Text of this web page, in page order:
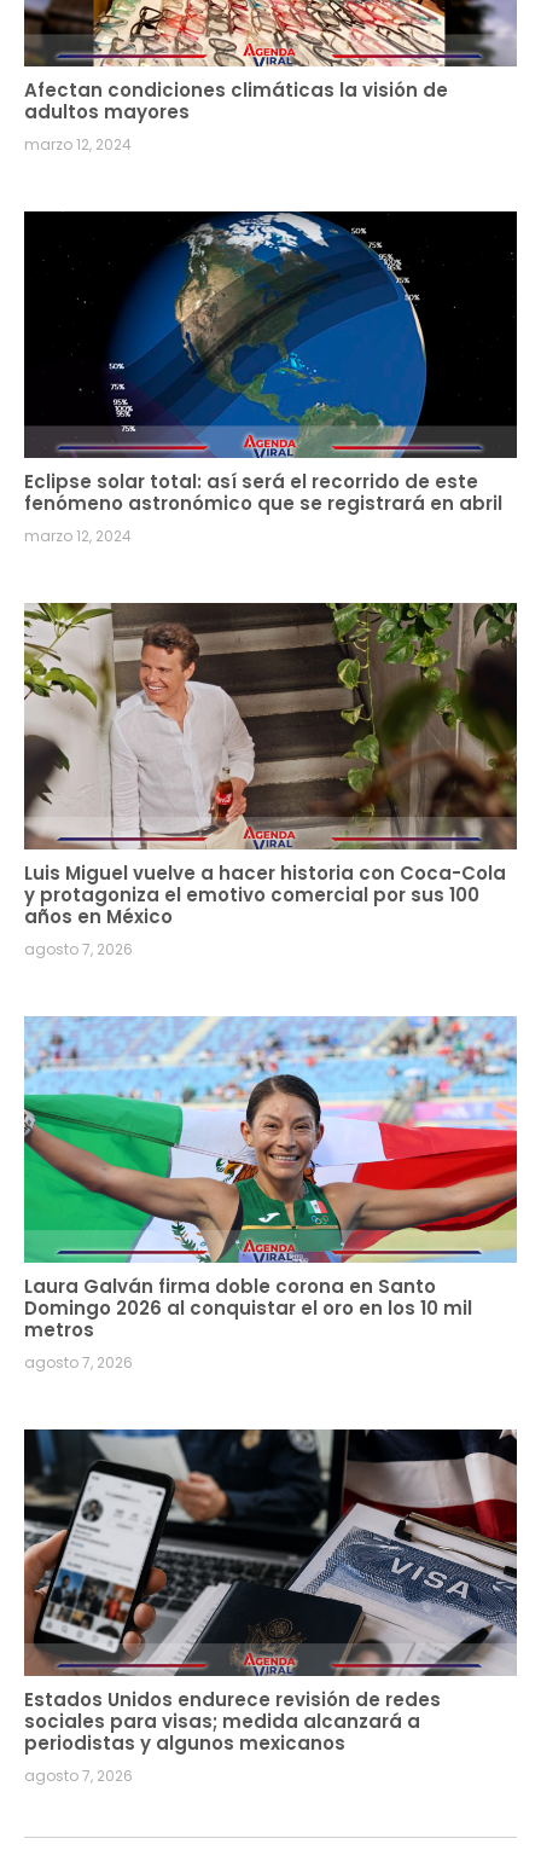
Afectan condiciones climáticas la visión de
adultos mayores
marzo 12, 2024
Eclipse solar total: así será el recorrido de este
fenómeno astronómico que se registrará en abril
marzo 12, 2024
Luis Miguel vuelve a hacer historia con Coca-Cola
y protagoniza el emotivo comercial por sus 100
años en México
agosto 7, 2026
Laura Galván firma doble corona en Santo
Domingo 2026 al conquistar el oro en los 10 mil
metros
agosto 7, 2026
Estados Unidos endurece revisión de redes
sociales para visas; medida alcanzará a
periodistas y algunos mexicanos
agosto 7, 2026